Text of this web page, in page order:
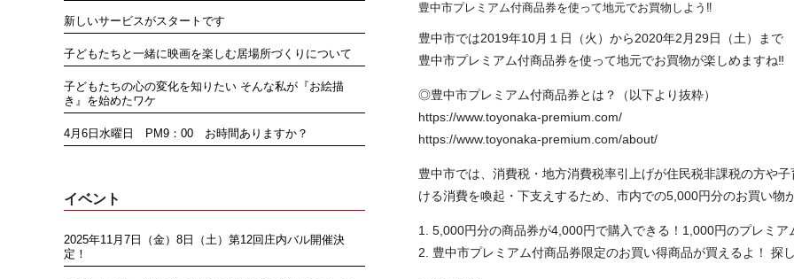
新しいサービスがスタートです
子どもたちと一緒に映画を楽しむ居場所づくりについて
子どもたちの心の変化を知りたい そんな私が『お絵描
き』を始めたワケ
4月6日水曜日 PM9：00 お時間ありますか？
イベント
2025年11月7日（金）8日（土）第12回庄内バル開催決
定！
豊中市プレミアム付商品券を使って地元でお買物しよう‼
豊中市では2019年10月１日（火）から2020年2月29日（土）まで
豊中市プレミアム付商品券を使って地元でお買物が楽しめますね‼
◎豊中市プレミアム付商品券とは？（以下より抜粋）
https://www.toyonaka-premium.com/
https://www.toyonaka-premium.com/about/
豊中市では、消費税・地方消費税率引上げが住民税非課税の方や
ける消費を喚起・下支えするため、市内での5,000円分のお買い物
1. 5,000円分の商品券が4,000円で購入できる！1,000円のプレミア
2. 豊中市プレミアム付商品券限定のお買い得商品が買えるよ！ 探